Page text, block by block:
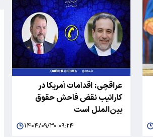
عراقچی: اقدامات آمریکا در
کارائیب نقض فاحش حقوق
بین‌الملل است
۱۴۰۴/۰۹/۳۰ ۰۹:۲۴